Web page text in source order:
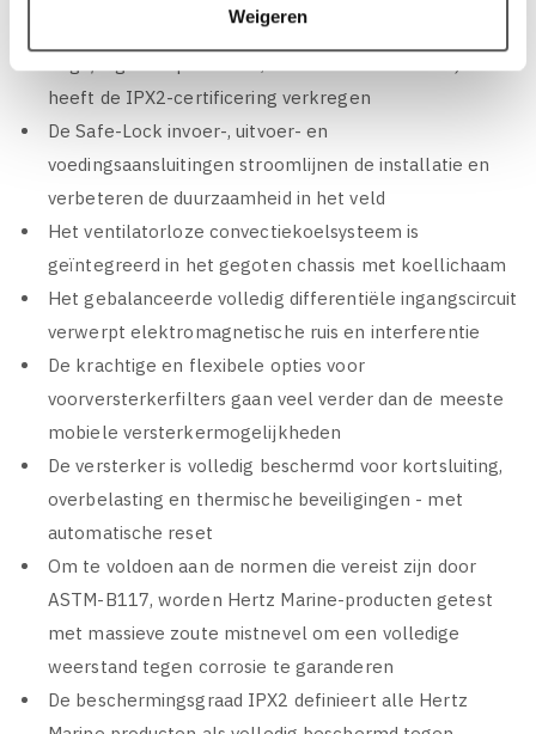
Weigeren
maritieme toepassingen (UV, zoute mist, trillingen,
heeft de IPX2-certificering verkregen
De Safe-Lock invoer-, uitvoer- en
voedingsaansluitingen stroomlijnen de installatie en
verbeteren de duurzaamheid in het veld
Het ventilatorloze convectiekoelsysteem is
geïntegreerd in het gegoten chassis met koellichaam
Het gebalanceerde volledig differentiële ingangscircuit
verwerpt elektromagnetische ruis en interferentie
De krachtige en flexibele opties voor
voorversterkerfilters gaan veel verder dan de meeste
mobiele versterkermogelijkheden
De versterker is volledig beschermd voor kortsluiting,
overbelasting en thermische beveiligingen - met
automatische reset
Om te voldoen aan de normen die vereist zijn door
ASTM-B117, worden Hertz Marine-producten getest
met massieve zoute mistnevel om een volledige
weerstand tegen corrosie te garanderen
De beschermingsgraad IPX2 definieert alle Hertz